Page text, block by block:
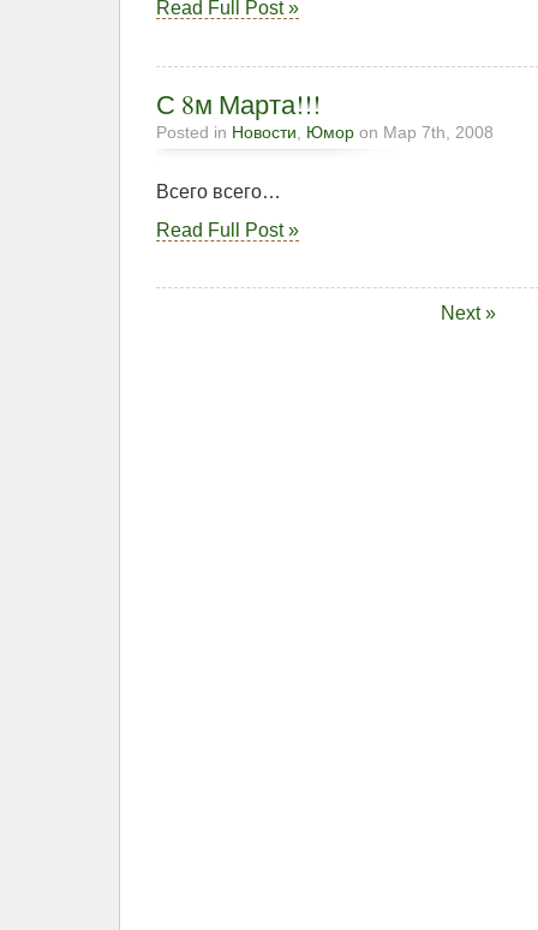
Read Full Post »
С 8м Марта!!!
Posted in Новости Юмор on Мар 7th, 2008
Всего всего…
Read Full Post »
Next »